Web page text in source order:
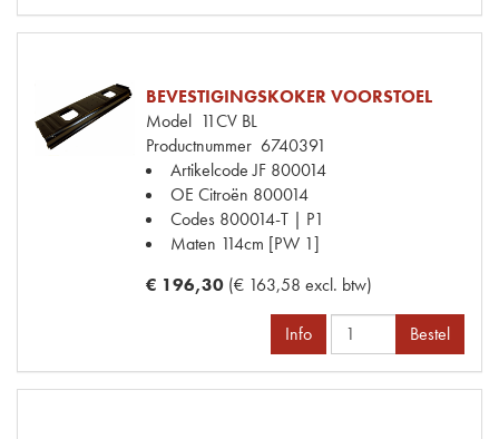
BEVESTIGINGSKOKER VOORSTOEL
Model 11CV BL
Productnummer 6740391
Artikelcode JF 800014
OE Citroën 800014
Codes 800014-T | P1
Maten 114cm [PW 1]
€ 196,30 (€ 163,58 excl. btw)
Info Bestel